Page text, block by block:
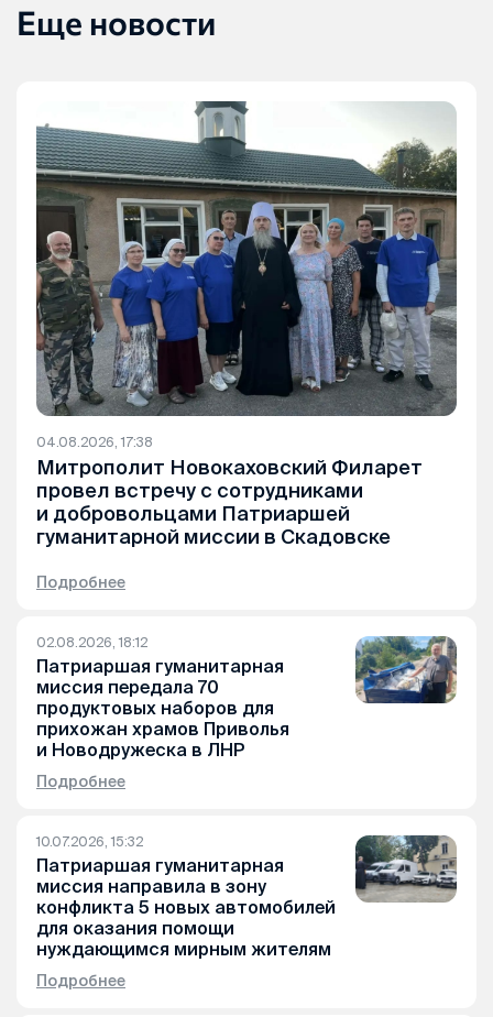
Еще новости
04.08.2026, 17:38
Митрополит Новокаховский Филарет
провел встречу с сотрудниками
и добровольцами Патриаршей
гуманитарной миссии в Скадовске
Подробнее
02.08.2026, 18:12
Патриаршая гуманитарная
миссия передала 70
продуктовых наборов для
прихожан храмов Приволья
и Новодружеска в ЛНР
Подробнее
10.07.2026, 15:32
Патриаршая гуманитарная
миссия направила в зону
конфликта 5 новых автомобилей
для оказания помощи
нуждающимся мирным жителям
Подробнее